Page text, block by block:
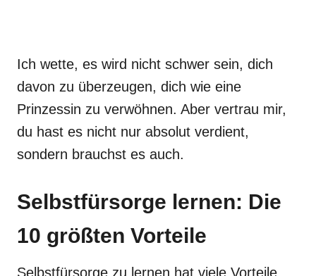
Ich wette, es wird nicht schwer sein, dich
davon zu überzeugen, dich wie eine
Prinzessin zu verwöhnen. Aber vertrau mir,
du hast es nicht nur absolut verdient,
sondern brauchst es auch.
Selbstfürsorge lernen: Die
10 größten Vorteile
Selbstfürsorge zu lernen hat viele Vorteile,